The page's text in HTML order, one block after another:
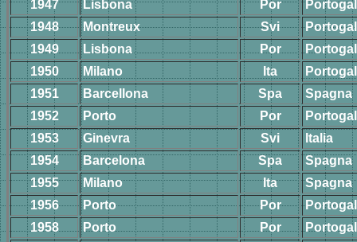
1947
Lisbona Por
1948
Montreux Svi
1949
Lisbona Por
1950
Milano Ita
1951
Barcellona Spa
Spagna
1952
Porto Por
1953
Ginevra Svi
Italia
1954
Barcelona Spa
Spagna
1955
Milano Ita
Spagna
1956
Porto Por
1958
Porto Por